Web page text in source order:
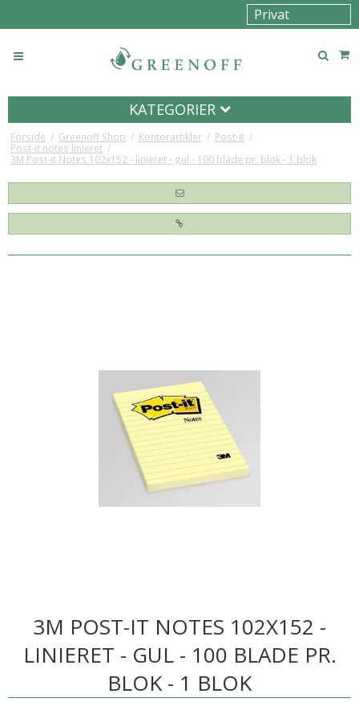
KATEGORIER
Forside / Greenoff Shop / Kontorartikler / Post-It /
Post-it notes linieret /
3M Post-it Notes 102x152 - linieret - gul - 100 blade pr. blok - 1 blok
3M POST-IT NOTES 102X152 -
LINIERET - GUL - 100 BLADE PR.
BLOK - 1 BLOK